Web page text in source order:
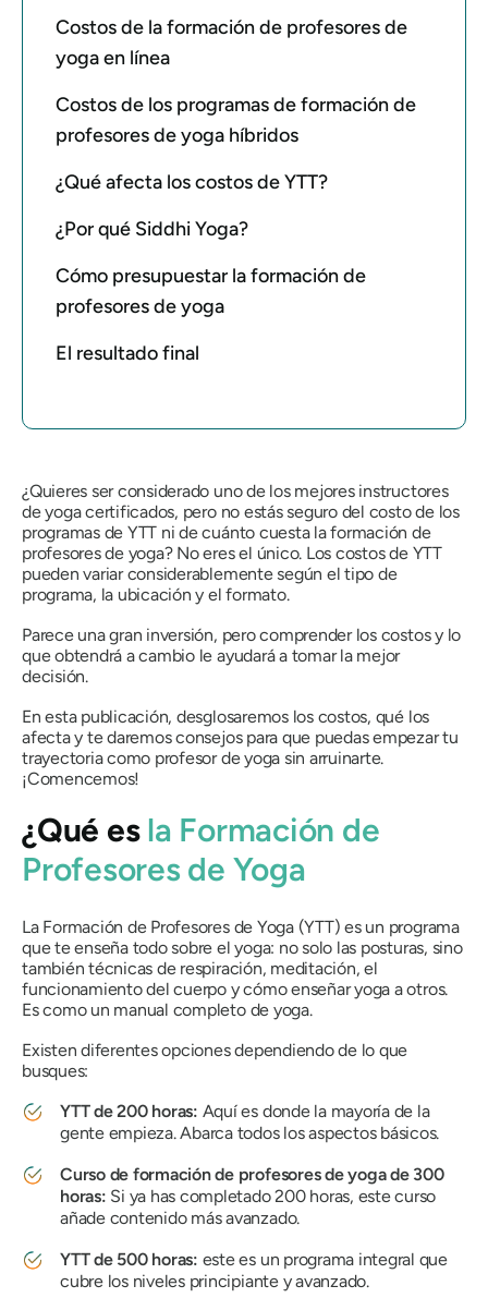
Costos de la formación de profesores de
yoga en línea
Costos de los programas de formación de
profesores de yoga híbridos
¿Qué afecta los costos de YTT?
¿Por qué Siddhi Yoga?
Cómo presupuestar la formación de
profesores de yoga
El resultado final
¿Quieres ser considerado uno de los mejores instructores
de yoga certificados, pero no estás seguro del costo de los
programas de YTT ni de cuánto cuesta la formación de
profesores de yoga? No eres el único. Los costos de YTT
pueden variar considerablemente según el tipo de
programa, la ubicación y el formato.
Parece una gran inversión, pero comprender los costos y lo
que obtendrá a cambio le ayudará a tomar la mejor
decisión.
En esta publicación, desglosaremos los costos, qué los
afecta y te daremos consejos para que puedas empezar tu
trayectoria como profesor de yoga sin arruinarte.
¡Comencemos!
¿Qué esla Formación de
Profesores de Yoga
La Formación de Profesores de Yoga (YTT) es un programa
que te enseña todo sobre el yoga: no solo las posturas, sino
también técnicas de respiración, meditación, el
funcionamiento del cuerpo y cómo enseñar yoga a otros.
Es como un manual completo de yoga.
Existen diferentes opciones dependiendo de lo que
busques:
YTT de 200 horas: Aquí es donde la mayoría de la
gente empieza. Abarca todos los aspectos básicos.
Curso de formación de profesores de yoga de 300
horas: Si ya has completado 200 horas, este curso
añade contenido más avanzado.
YTT de 500 horas: este es un programa integral que
cubre los niveles principiante y avanzado.